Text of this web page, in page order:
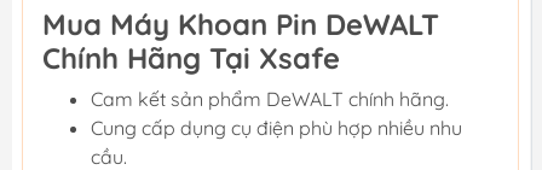
Mua Máy Khoan Pin DeWALT
Chính Hãng Tại Xsafe
Cam kết sản phẩm DeWALT chính hãng.
Cung cấp dụng cụ điện phù hợp nhiều nhu
cầu.